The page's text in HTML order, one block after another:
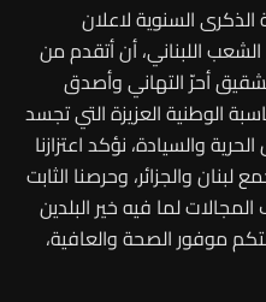
السنوية لاعلان
اللبناني، أن أتقدم من
أحرّ التهاني وأصدق
الوطنية العزيزة التي تجسد
والسيادة، نؤكد اعتزازنا
لبنان والجزائر، وحرصنا الثابت
لما فيه خير البلدين
موفور الصحة والعافية،